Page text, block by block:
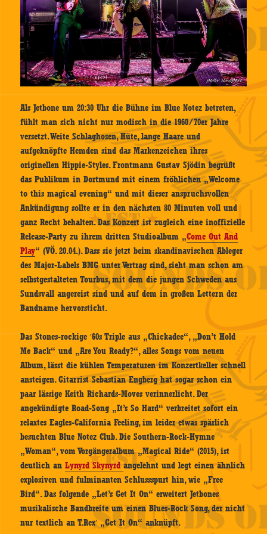
Als Jetbone um 20:30 Uhr die Bühne im Blue Notez betreten,
fühlt man sich nicht nur modisch in die 1960/70er Jahre
versetzt. Weite Schlaghosen, Hüte, lange Haare und
aufgeknöpfte Hemden sind das Markenzeichen ihres
originellen Hippie-Styles. Frontmann Gustav Sjödin begrüßt
das Publikum in Dortmund mit einem fröhlichen „Welcome
to this magical evening“ und mit dieser anspruchsvollen
Ankündigung sollte er in den nächsten 80 Minuten voll und
ganz Recht behalten. Das Konzert ist zugleich eine inoffizielle
Release-Party zu ihrem dritten Studioalbum „Come Out And
Play“ (VÖ. 20.04.). Dass sie jetzt beim skandinavischen Ableger
des Major-Labels BMG unter Vertrag sind, sieht man schon am
selbstgestalteten Tourbus, mit dem die jungen Schweden aus
Sundsvall angereist sind und auf dem in großen Lettern der
Bandname hervorsticht.
Das Stones-rockige ʹ60s Triple aus „Chickadee“, „Don’t Hold
Me Back“ und „Are You Ready?“, alles Songs vom neuen
Album, lässt die kühlen Temperaturen im Konzertkeller schnell
ansteigen. Gitarrist Sebastian Engberg hat sogar schon ein
paar lässige Keith Richards-Moves verinnerlicht. Der
angekündigte Road-Song „It’s So Hard“ verbreitet sofort ein
relaxtes Eagles-California Feeling, im leider etwas spärlich
besuchten Blue Notez Club. Die Southern-Rock-Hymne
„Woman“, vom Vorgängeralbum „Magical Ride“ (2015), ist
deutlich anLynyrd Skynyrdangelehnt und legt einen ähnlich
explosiven und fulminanten Schlussspurt hin, wie „Free
Bird“. Das folgende „Let’s Get It On“ erweitert Jetbones
musikalische Bandbreite um einen Blues-Rock Song, der nicht
nur textlich an T.Rexʹ „Get It On“ anknüpft.